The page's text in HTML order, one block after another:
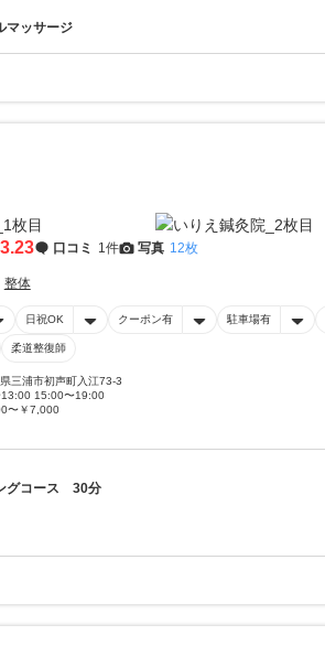
マッサージ
3.23 口コミ 1件 写真 12枚
整体
日祝OK クーポン有 駐車場有
柔道整復師
三浦市初声町入江73-3
15:00〜19:00
〜￥7,000
グコース 30分